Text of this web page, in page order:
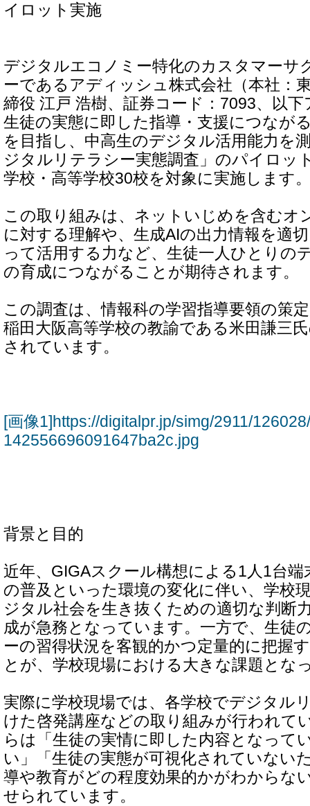
イロット実施
デジタルエコノミー特化のカスタマーサ
ーであるアディッシュ株式会社（本社：
締役 江戸 浩樹、証券コード：7093、以
生徒の実態に即した指導・支援につなが
を目指し、中高生のデジタル活用能力を
ジタルリテラシー実態調査」のパイロッ
学校・高等学校30校を対象に実施します
この取り組みは、ネットいじめを含むオ
に対する理解や、生成AIの出力情報を適
って活用する力など、生徒一人ひとりの
の育成につながることが期待されます。
この調査は、情報科の学習指導要領の策
稲田大阪高等学校の教諭である米田謙三
されています。
[画像1]https://digitalpr.jp/simg/2911/
142556696091647ba2c.jpg
背景と目的
近年、GIGAスクール構想による1人1台端
の普及といった環境の変化に伴い、学校
ジタル社会を生き抜くための適切な判断
成が急務となっています。一方で、生徒
ーの習得状況を客観的かつ定量的に把握
とが、学校現場における大きな課題とな
実際に学校現場では、各学校でデジタル
けた啓発講座などの取り組みが行われて
らは「生徒の実情に即した内容となって
い」「生徒の実態が可視化されていない
導や教育がどの程度効果的かがわからな
せられています。